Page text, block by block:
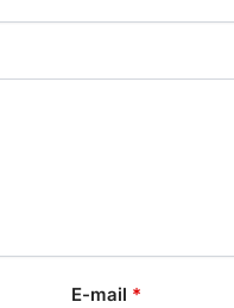
E-mail *